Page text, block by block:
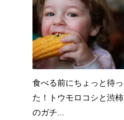
食べる前にちょっと待っ
た！トウモロコシと渋柿
のガチ...